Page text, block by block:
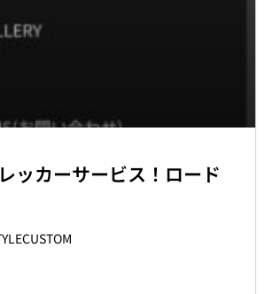
ッカーサービス！ロード